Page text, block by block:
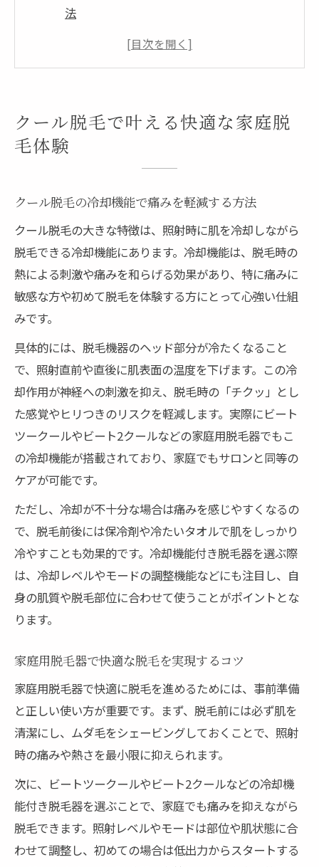
法
家庭用脱毛器で快適な脱毛を実現するコツ
クール脱毛で夏のムダ毛をしっかりケア
敏感肌にやさしいクール脱毛の実力とは
脱毛で肌トラブルを防ぐための冷却効果
VIOや顔にも使えるクール脱毛の利点
敏感肌向け脱毛器の選び方とポイント
痛みが少ない脱毛を求めるなら冷却機能がカギ
クール脱毛で痛みを感じにくい部位のケア
冷却技術が脱毛の快適さを左右する理由
痛みに敏感な方におすすめの脱毛方法とは
自宅で始める脱毛のコツとクール脱毛の活用術
自宅脱毛で失敗しないクール脱毛の使い方
家庭用脱毛器の選び方と効果的な使い方
オート照射モードで時短脱毛を実現する方
法
クール脱毛で全身ケアを効率よく行うコツ
脱毛前後の正しい肌ケアと注意点
ビートツークールが注目される理由と使い方の
ポイント
ビートツークール脱毛器の特徴と効果を解
VIOにも使えるビートツークールの実力
ビートツークールの正しい使い方の流れ
口コミで分かる脱毛効果と使用感の評判
偽物と正規品の見分け方と注意ポイント
夏のムダ毛ケアに家庭用クール脱毛を選ぶ利点
夏の脱毛にクール脱毛が最適な理由とは
家庭用クール脱毛器で時短ケアを実現
クール脱毛で叶える快適な家庭脱
毛体験
クール脱毛の冷却機能で痛みを軽減する方法
クール脱毛の大きな特徴は、照射時に肌を冷却しながら
脱毛できる冷却機能にあります。冷却機能は、脱毛時の
熱による刺激や痛みを和らげる効果があり、特に痛みに
敏感な方や初めて脱毛を体験する方にとって心強い仕組
みです。
具体的には、脱毛機器のヘッド部分が冷たくなること
で、照射直前や直後に肌表面の温度を下げます。この冷
却作用が神経への刺激を抑え、脱毛時の「チクッ」とし
た感覚やヒリつきのリスクを軽減します。実際にビート
ツークールやビート2クールなどの家庭用脱毛器でもこ
の冷却機能が搭載されており、家庭でもサロンと同等の
ケアが可能です。
ただし、冷却が不十分な場合は痛みを感じやすくなるの
で、脱毛前後には保冷剤や冷たいタオルで肌をしっかり
冷やすことも効果的です。冷却機能付き脱毛器を選ぶ際
は、冷却レベルやモードの調整機能などにも注目し、自
身の肌質や脱毛部位に合わせて使うことがポイントとな
ります。
家庭用脱毛器で快適な脱毛を実現するコツ
家庭用脱毛器で快適に脱毛を進めるためには、事前準備
と正しい使い方が重要です。まず、脱毛前には必ず肌を
清潔にし、ムダ毛をシェービングしておくことで、照射
時の痛みや熱さを最小限に抑えられます。
次に、ビートツークールやビート2クールなどの冷却機
能付き脱毛器を選ぶことで、家庭でも痛みを抑えながら
脱毛できます。照射レベルやモードは部位や肌状態に合
わせて調整し、初めての場合は低出力からスタートする